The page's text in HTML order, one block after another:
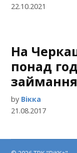
22.10.2021
На
понад
by Вікка
21.08.2017